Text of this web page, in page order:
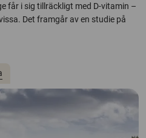
får i sig tillräckligt med D-vitamin –
Det framgår av en studie på